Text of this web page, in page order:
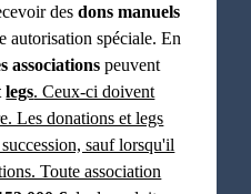
desdons manuels
autorisation spéciale. En
associations peuvent
legs. Ceux-ci doivent
Les donations et legs
sauf lorsqu'il
Toute association